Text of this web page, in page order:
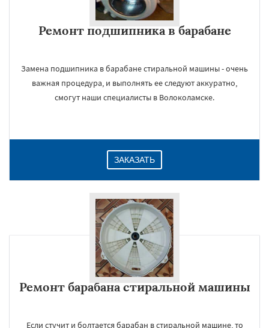
Ремонт подшипника в барабане
Замена подшипника в барабане стиральной машины - очень
важная процедура, и выполнять ее следуют аккуратно,
смогут наши специалисты в Волоколамске.
ЗАКАЗАТЬ
Ремонт барабана стиральной машины
Если стучит и болтается барабан в стиральной машине, то